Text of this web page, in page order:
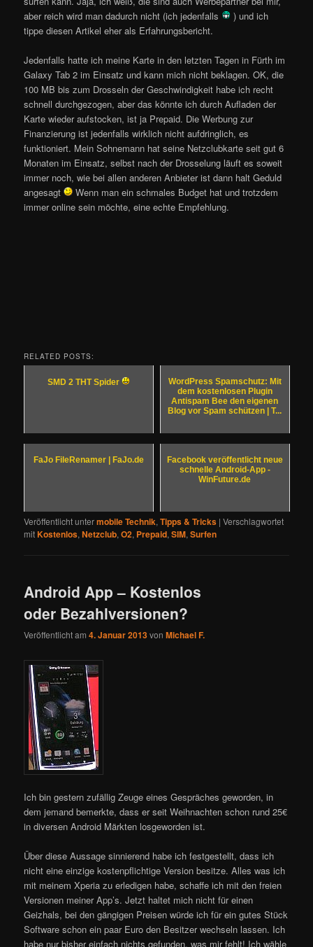
aber reich wird man dadurch nicht (ich jedenfalls
) und ich
tippe diesen Artikel eher als Erfahrungsbericht.
Jedenfalls hatte ich meine Karte in den letzten Tagen in Fürth im
Galaxy Tab 2 im Einsatz und kann mich nicht beklagen. OK, die
100 MB bis zum Drosseln der Geschwindigkeit habe ich recht
schnell durchgezogen, aber das könnte ich durch Aufladen der
Karte wieder aufstocken, ist ja Prepaid. Die Werbung zur
Finanzierung ist jedenfalls wirklich nicht aufdringlich, es
funktioniert. Mein Sohnemann hat seine Netzclubkarte seit gut 6
Monaten im Einsatz, selbst nach der Drosselung läuft es soweit
immer noch, wie bei allen anderen Anbieter ist dann halt Geduld
angesagt
Wenn man ein schmales Budget hat und trotzdem
immer online sein möchte, eine echte Empfehlung.
RELATED POSTS:
SMD 2 THT Spider
WordPress Spamschutz: Mit
dem kostenlosen Plugin
Antispam Bee den eigenen
Blog vor Spam schützen | T...
FaJo FileRenamer | FaJo.de
Facebook veröffentlicht neue
schnelle Android-App -
WinFuture.de
Veröffentlicht untermobile Technik,Tipps & Tricks |Verschlagwortet
mitKostenlos,Netzclub,O2, Prepaid,SIM,Surfen
Android App – Kostenlos
oder Bezahlversionen?
Veröffentlicht am4. Januar 2013vonMichael F.
Ich bin gestern zufällig Zeuge eines Gespräches geworden, in
dem jemand bemerkte, dass er seit Weihnachten schon rund 25€
in diversen Android Märkten losgeworden ist.
Über diese Aussage sinnierend habe ich festgestellt, dass ich
nicht eine einzige kostenpflichtige Version besitze. Alles was ich
mit meinem Xperia zu erledigen habe, schaffe ich mit den freien
Versionen meiner App’s. Jetzt haltet mich nicht für einen
Geizhals, bei den gängigen Preisen würde ich für ein gutes Stück
Software schon ein paar Euro den Besitzer wechseln lassen. Ich
habe nur bisher einfach nichts gefunden, was mir fehlt! Ich wähle